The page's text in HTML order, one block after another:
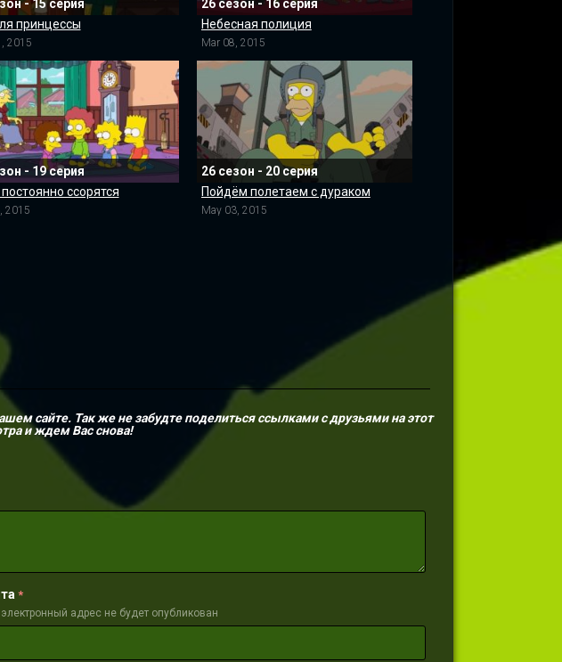
- 15 серия
принцессы
2015
26 сезон - 16 серия
Небесная полиция
Mar 08, 2015
- 19 серия
ссорятся
2015
26 сезон - 20 серия
Пойдём полетаем с дураком
May 03, 2015
сайте. Так же не забудте поделиться ссылками с друзьями на этот
и ждем Вас снова!
*
адрес не будет опубликован